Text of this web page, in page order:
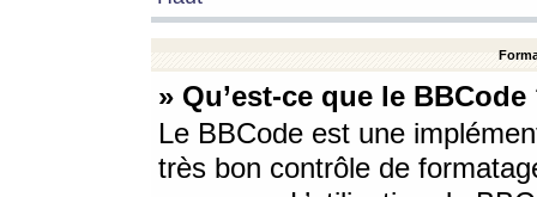
» Qu’est-ce que le BBCode
Le BBCode est une
très bon contrôle de